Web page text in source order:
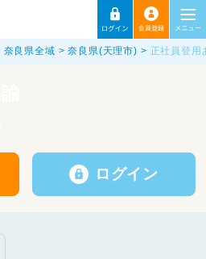
奈良県全域 奈良県(天理市) 正社員登用
ログイン